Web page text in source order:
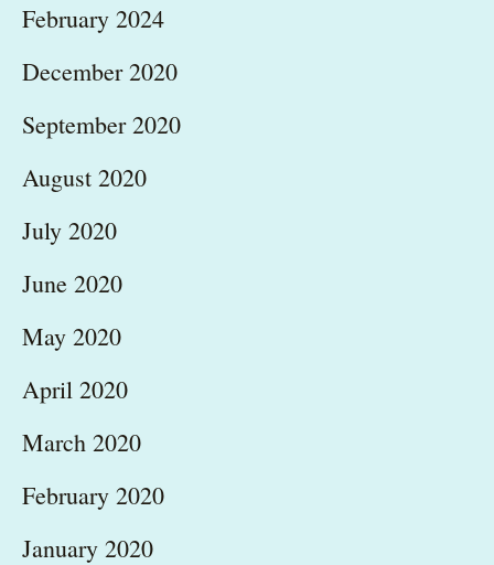
February 2024
December 2020
September 2020
August 2020
July 2020
June 2020
May 2020
April 2020
March 2020
February 2020
January 2020